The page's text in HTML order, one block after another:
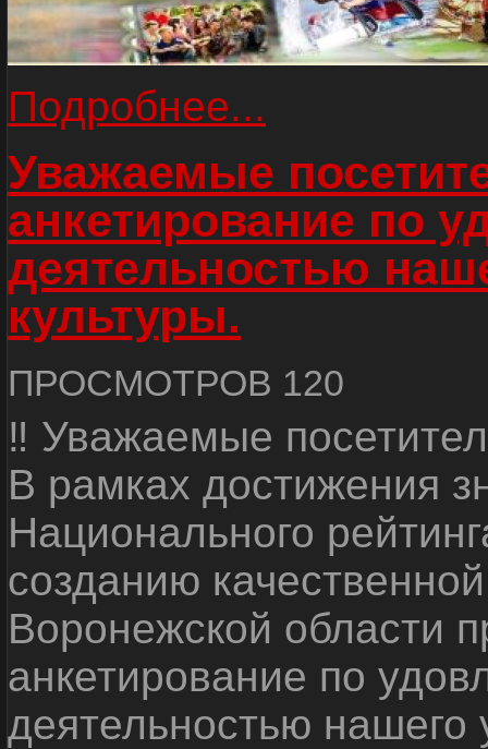
Подробнее...
Уважаемые
анкетирование по
деятельностью
культуры.
ПРОСМОТРОВ 120
‼ Уважаемые
В рамках достижения
Национального
созданию
Воронежской области
анкетирование по
деятельностью нашего